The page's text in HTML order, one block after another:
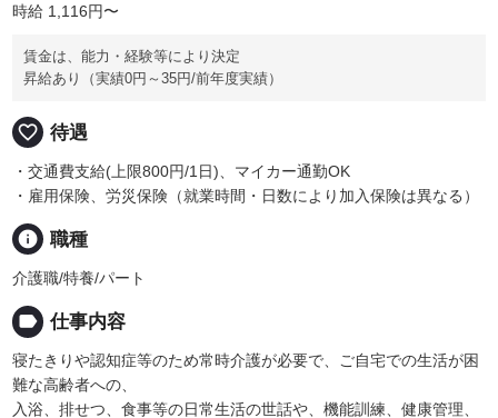
時給 1,116円〜
賃金は、能力・経験等により決定
昇給あり（実績0円～35円/前年度実績）
favorite_border 待遇
・交通費支給(上限800円/1日)、マイカー通勤OK
・雇用保険、労災保険（就業時間・日数により加入保険は異なる）
info 職種
介護職/特養/パート
label 仕事内容
寝たきりや認知症等のため常時介護が必要で、ご自宅での生活が困
難な高齢者への、
入浴、排せつ、食事等の日常生活の世話や、機能訓練、健康管理、